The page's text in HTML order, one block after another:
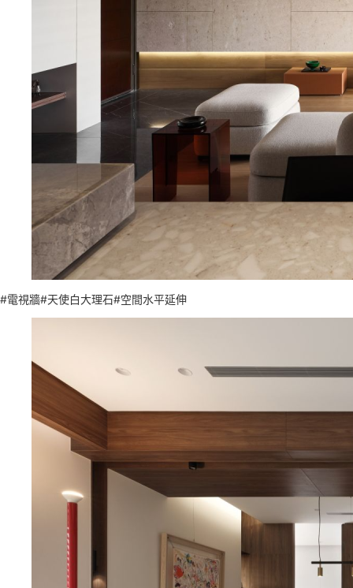
#電視牆#天使白大理石#空間水平延伸